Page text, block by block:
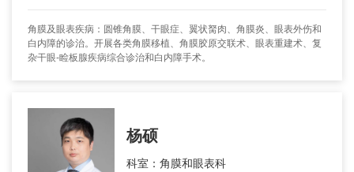
角膜及眼表疾病：圆锥角膜、干眼症、翼状胬肉、角膜炎、眼表外伤和
白内障的诊治。开展各类角膜移植、角膜胶原交联术、眼表重建术、复
杂干眼-睑板腺疾病综合诊治和白内障手术。
杨硕
科室：角膜和眼表科